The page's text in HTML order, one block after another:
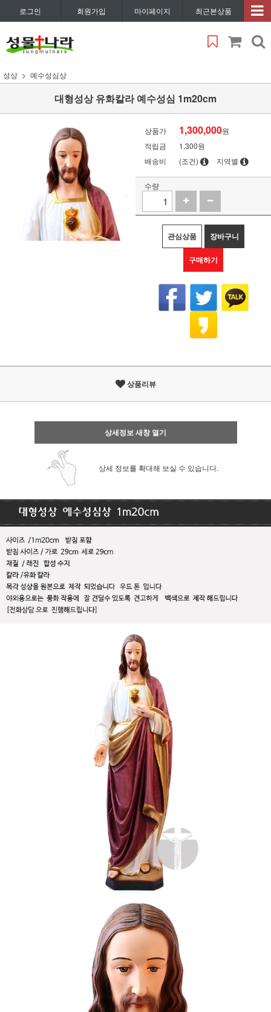
로그인 회원가입 마이페이지 최근본상품
성상 예수성심상
대형성상 유화칼라 예수성심 1m20cm
상품가 1,300,000원
적립금
1,300원
배송비
(조건) 지역별
수량
관심상품 장바구니
구매하기
상품리뷰
상세정보 새창 열기
상세 정보를 확대해 보실 수 있습니다.